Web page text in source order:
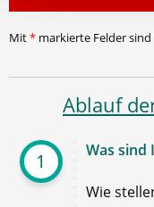
Mit* markierte Felder
Ablauf
1 Was sind
Wie